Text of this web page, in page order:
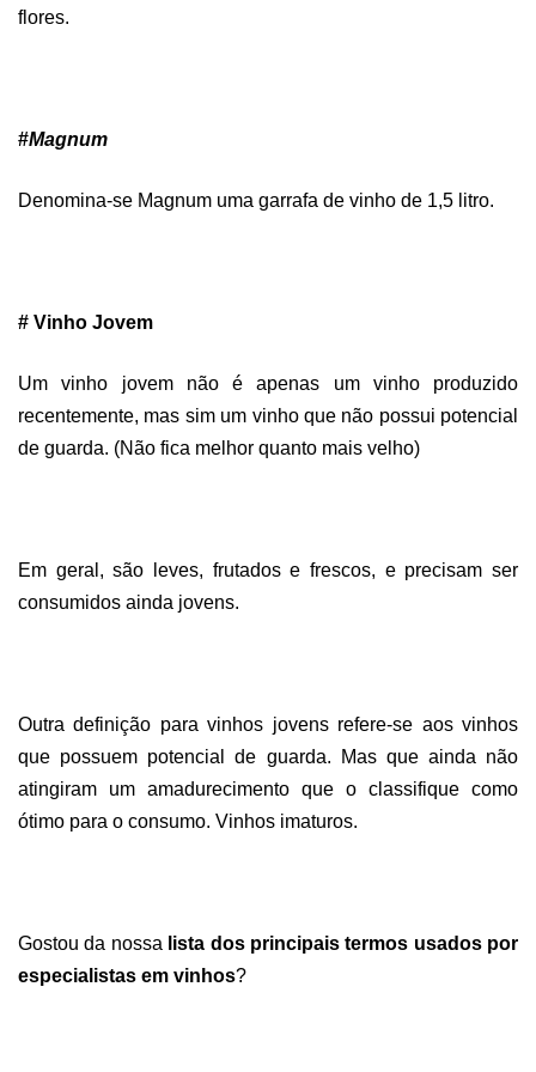
flores.
#Magnum
Denomina-se Magnum uma garrafa de vinho de 1,5 litro.
# Vinho Jovem
Um vinho jovem não é apenas um vinho produzido
recentemente, mas sim um vinho que não possui potencial
de guarda. (Não fica melhor quanto mais velho)
Em geral, são leves, frutados e frescos, e precisam ser
consumidos ainda jovens.
Outra definição para vinhos jovens refere-se aos vinhos
que possuem potencial de guarda. Mas que ainda não
atingiram um amadurecimento que o classifique como
ótimo para o consumo. Vinhos imaturos.
Gostou da nossa lista dos principais termos usados por
especialistas em vinhos?